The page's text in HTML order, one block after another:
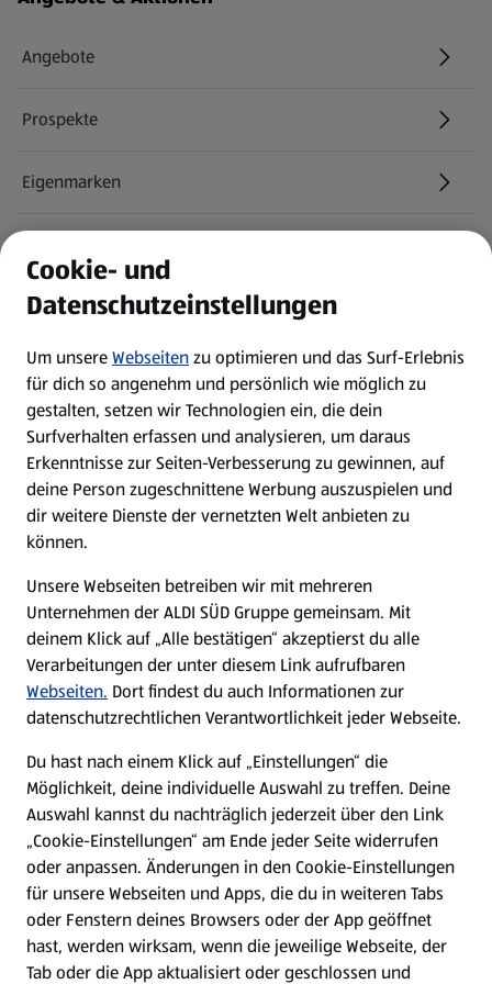
Angebote
Prospekte
Eigenmarken
Newsletter
WhatsApp
Über ALDI SÜD
Filialen
Nachhaltigkeit
Karriere
Presse
Hilfe & Kontakt
(öffnet in einem neuen Tab)
Unternehmen
Folge uns hier:
Cookie- und
Datenschutzeinstellungen
Um unsereWebseitenzu optimieren und das Surf-Erlebnis
für dich so angenehm und persönlich wie möglich zu
gestalten, setzen wir Technologien ein, die dein
Surfverhalten erfassen und analysieren, um daraus
Erkenntnisse zur Seiten-Verbesserung zu gewinnen, auf
deine Person zugeschnittene Werbung auszuspielen und
dir weitere Dienste der vernetzten Welt anbieten zu
können.
Unsere Webseiten betreiben wir mit mehreren
Unternehmen der ALDI SÜD Gruppe gemeinsam. Mit
deinem Klick auf „Alle bestätigen“ akzeptierst du alle
Verarbeitungen der unter diesem Link aufrufbaren
Webseiten. Dort findest du auch Informationen zur
datenschutzrechtlichen Verantwortlichkeit jeder Webseite.
Du hast nach einem Klick auf „Einstellungen“ die
Möglichkeit, deine individuelle Auswahl zu treffen. Deine
Auswahl kannst du nachträglich jederzeit über den Link
„Cookie-Einstellungen“ am Ende jeder Seite widerrufen
oder anpassen. Änderungen in den Cookie-Einstellungen
für unsere Webseiten und Apps, die du in weiteren Tabs
oder Fenstern deines Browsers oder der App geöffnet
hast, werden wirksam, wenn die jeweilige Webseite, der
Tab oder die App aktualisiert oder geschlossen und